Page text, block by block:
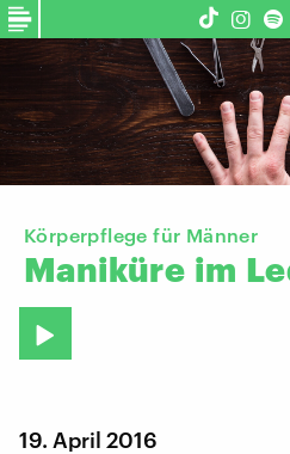
Körperpflege für Männer
Maniküre im
19. April 2016